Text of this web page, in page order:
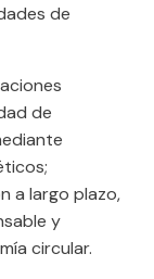
de
de
a largo plazo,
y
circular.